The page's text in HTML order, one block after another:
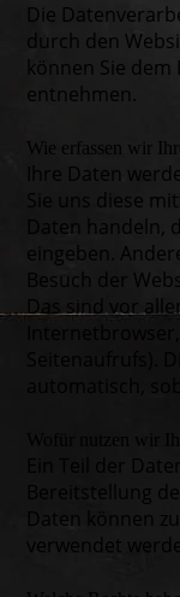
Die
durch den
können Sie
entnehmen.
Wie erfassen wir
Ihre Daten
Sie uns diese
Daten
eingeben.
Besuch der
Das sind vor
Seitenaufrufs).
automatisch,
Ein Teil der
Bereitstellung
Daten können
verwendet